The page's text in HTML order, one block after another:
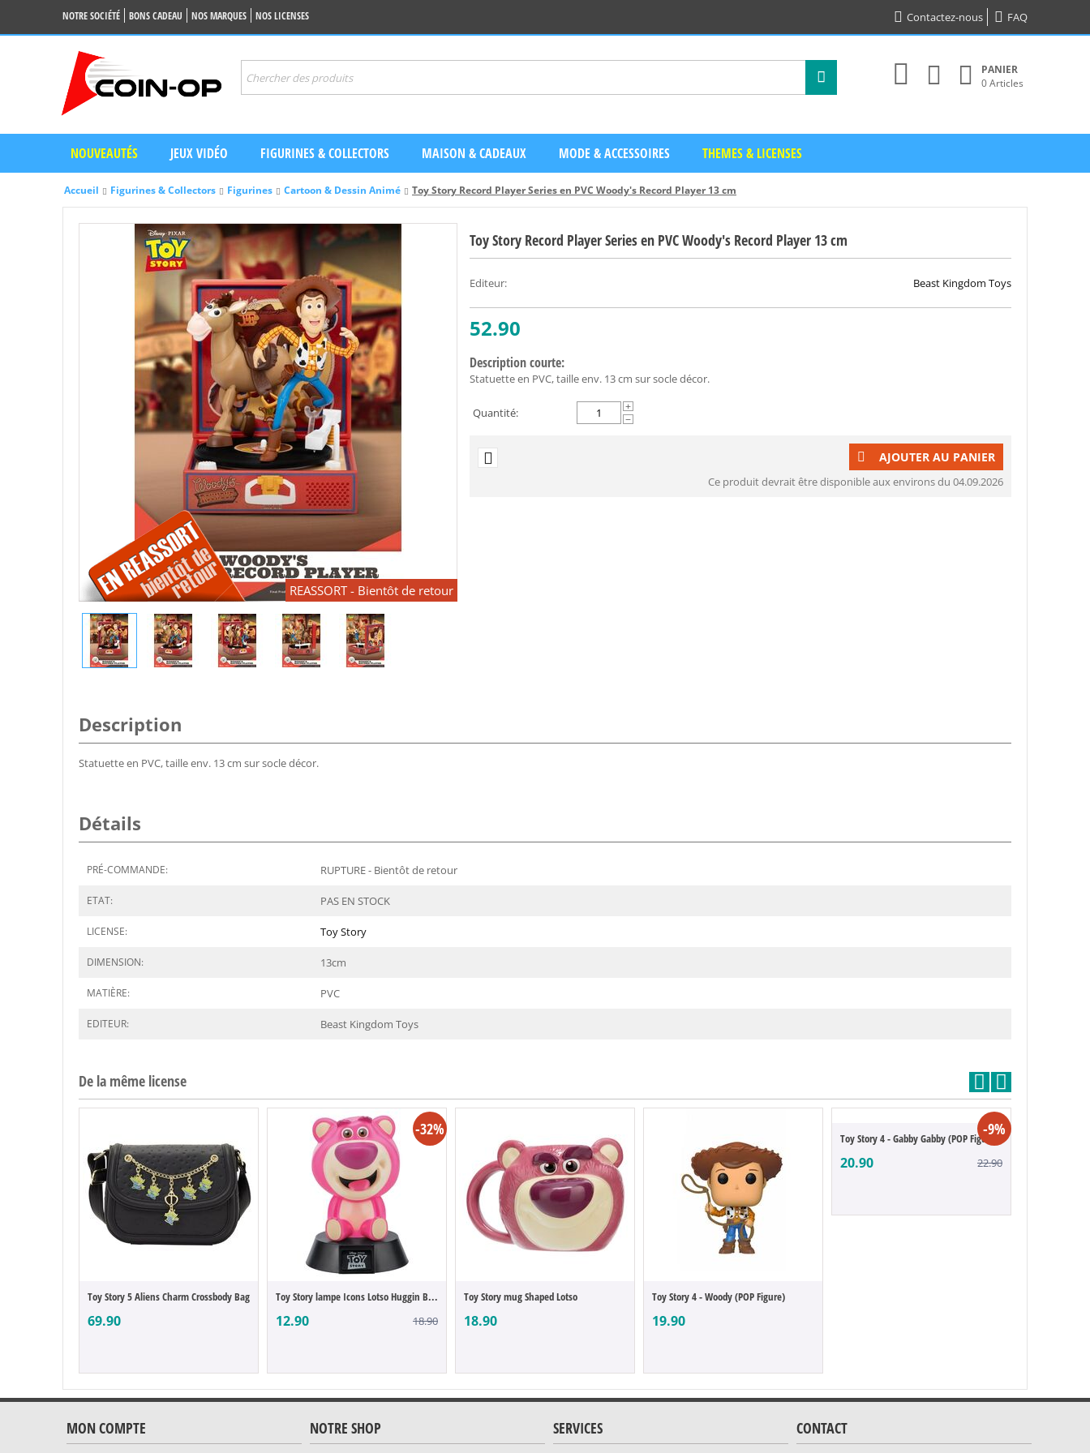
NOTRE SOCIÉTÉ BONS CADEAU NOS MARQUES NOS LICENSES Contactez-nous FAQ
PANIER
0 Articles
NOUVEAUTÉS JEUX VIDÉO FIGURINES & COLLECTORS MAISON & CADEAUX MODE & ACCESSOIRES THEMES & LICENSES
Accueil Figurines & Collectors Figurines Cartoon & Dessin Animé Toy Story Record Player Series en PVC Woody's Record Player 13 cm
REASSORT - Bientôt de retour
Toy Story Record Player Series en PVC Woody's Record Player 13 cm
Editeur: Beast Kingdom Toys
52.90
Description courte:
Statuette en PVC, taille env. 13 cm sur socle décor.
Quantité:
+
−
AJOUTER AU PANIER
Ce produit devrait être disponible aux environs du 04.09.2026
Description
Statuette en PVC, taille env. 13 cm sur socle décor.
Détails
PRÉ-COMMANDE: RUPTURE - Bientôt de retour
ETAT: PAS EN STOCK
LICENSE: Toy Story
DIMENSION: 13cm
MATIÈRE: PVC
EDITEUR: Beast Kingdom Toys
De la même license
Toy Story 5 Aliens Charm Crossbody Bag
69.90
-32%
Toy Story lampe Icons Lotso Huggin Bear
12.90 18.90
Toy Story mug Shaped Lotso
18.90
Toy Story 4 - Woody (POP Figure)
19.90
-9%
Toy Story 4 - Gabby Gabby (POP Figure)
20.90 22.90
MON COMPTE NOTRE SHOP SERVICES CONTACT